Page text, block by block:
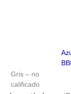
Gris – no
calificado